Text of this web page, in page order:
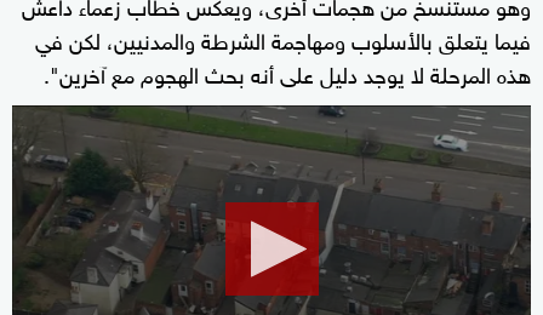
فيما يتعلق بالأسلوب ومهاجمة الشرطة والمدنيين، لكن في
هذه المرحلة لا يوجد دليل على أنه بحث الهجوم مع آخرين".
seconds
seconds